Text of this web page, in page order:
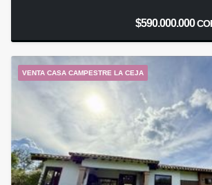
$590.000.000
VENTA CASA CAMPESTRE LA CEJA